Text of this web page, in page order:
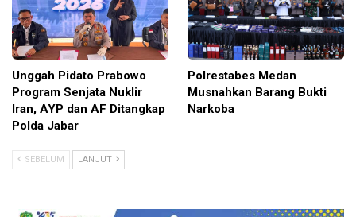
Unggah Pidato Prabowo
Program Senjata Nuklir
Iran, AYP dan AF Ditangkap
Polda Jabar
Polrestabes Medan
Musnahkan Barang Bukti
Narkoba
SEBELUM LANJUT